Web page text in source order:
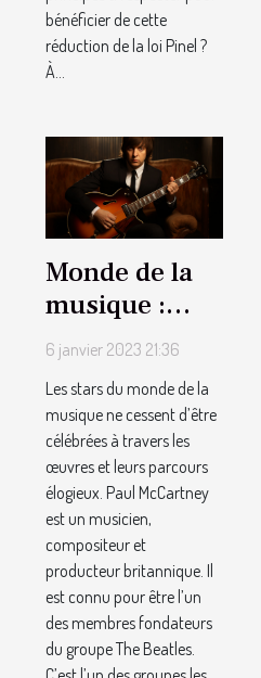
bénéficier de cette
réduction de la loi Pinel ?
À...
Monde de la
musique :
Quel est le
parcours de
Paul
McCartney ?
6 janvier 2023 21:36
Les stars du monde de la
musique ne cessent d’être
célébrées à travers les
œuvres et leurs parcours
élogieux. Paul McCartney
est un musicien,
compositeur et
producteur britannique. Il
est connu pour être l’un
des membres fondateurs
du groupe The Beatles.